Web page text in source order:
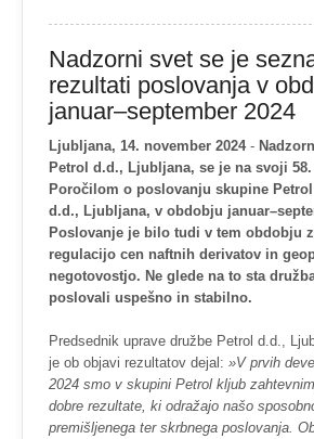
Nadzorni svet se je
rezultati poslovanja v
januar–september 2024
Ljubljana, 14. november 2024-
Petrol d.d., Ljubljana, se je na svoji
Poročilom o poslovanju skupine
d.d., Ljubljana, v obdobju
Poslovanje je bilo tudi v tem obdobju
regulacijo cen naftnih derivatov in
negotovostjo. Ne glede na to sta
poslovali uspešno in stabilno.
Predsednik uprave družbe Petrol d.d.,
je ob objavi rezultatov dejal: »V prvih
2024 smo v skupini Petrol kljub
dobre rezultate, ki odražajo našo
premišljenega ter skrbnega poslovanja.